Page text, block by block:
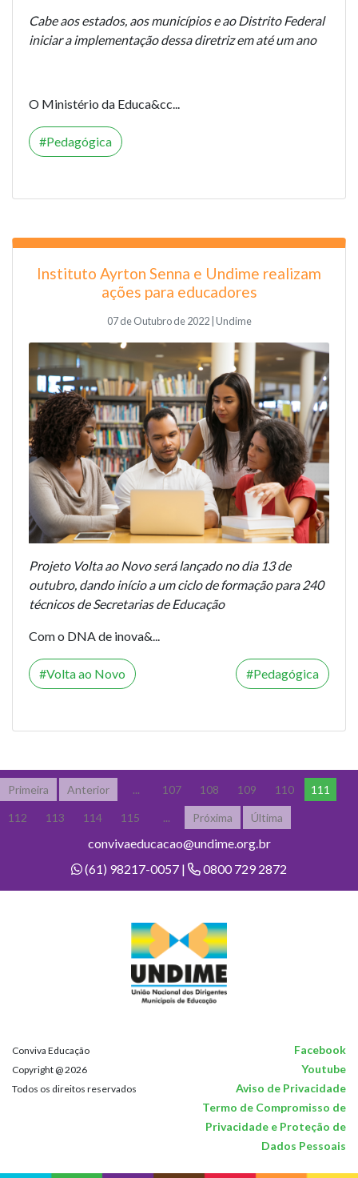
Cabe aos estados, aos municípios e ao Distrito Federal
iniciar a implementação dessa diretriz em até um ano
O Ministério da Educa&cc...
Pedagógica
Instituto Ayrton Senna e Undime realizam
ações para educadores
07 de Outubro de 2022 | Undime
Projeto Volta ao Novo será lançado no dia 13 de
outubro, dando início a um ciclo de formação para 240
técnicos de Secretarias de Educação
Com o DNA de inova&...
Volta ao Novo Pedagógica
Primeira Anterior ... 107 108 109 110 111
112 113 114 115 ... Próxima Última
convivaeducacao@undime.org.br
(61) 98217-0057 |
0800 729 2872
Conviva Educação Facebook
Copyright @ 2026 Youtube
Todos os direitos reservados
Aviso de Privacidade
Termo de Compromisso de
Privacidade e Proteção de
Dados Pessoais